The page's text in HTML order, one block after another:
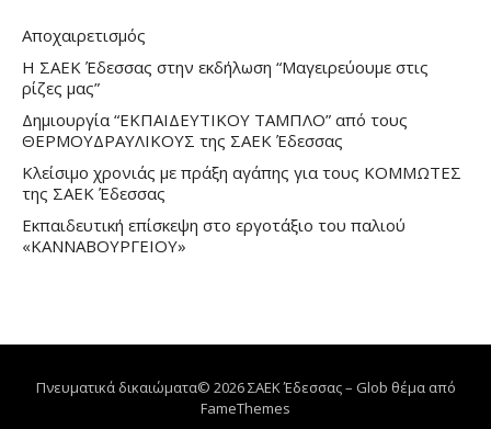
Αποχαιρετισμός
Η ΣΑΕΚ Έδεσσας στην εκδήλωση “Μαγειρεύουμε στις
ρίζες μας”
Δημιουργία “ΕΚΠΑΙΔΕΥΤΙΚΟΥ ΤΑΜΠΛΟ” από τους
ΘΕΡΜΟΥΔΡΑΥΛΙΚΟΥΣ της ΣΑΕΚ Έδεσσας
Κλείσιμο χρονιάς με πράξη αγάπης για τους ΚΟΜΜΩΤΕΣ
της ΣΑΕΚ Έδεσσας
Εκπαιδευτική επίσκεψη στο εργοτάξιο του παλιού
«ΚΑΝΝΑΒΟΥΡΓΕΙΟΥ»
Πνευματικά δικαιώματα© 2026 ΣΑΕΚ Έδεσσας– Glob θέμα από
FameThemes